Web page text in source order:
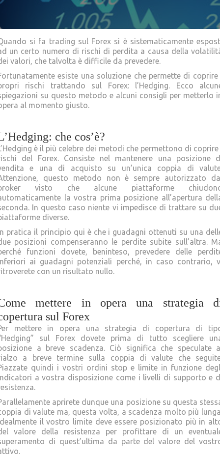
si fa trading sul Forex si è sistematicamente
un certo numero di rischi di perdita a causa della
valori, che talvolta è difficile da prevedere.
esiste una soluzione che permette di coprire
rischi trattando sul Forex: l’Hedging. Ecco
su questo metodo e alcuni consigli per metterlo
al momento giusto.
che cos’è?
è il più celebre dei metodi che permettono di coprire
del Forex. Consiste nel mantenere una posizione
e una di acquisto su un’unica coppia di
questo metodo non è sempre autorizzato
visto che alcune piattaforme
la vostra prima posizione all’apertura
In questo caso niente vi impedisce di trattare su
diverse.
pratica il principio qui è che i guadagni ottenuti su una
posizioni compenseranno le perdite subite sull’altra.
funzioni dovete, beninteso, prevedere delle
ai guadagni potenziali perché, in caso contrario,
con un risultato nullo.
mettere in opera una strategia
sul Forex
mettere in opera una strategia di copertura di
sul Forex dovete prima di tutto scegliere
a breve scadenza. Ciò significa che speculate
a breve termine sulla coppia di valute che
quindi i vostri ordini stop e limite in funzione
a vostra disposizione come i livelli di supporto e
aprirete dunque una posizione su questa
di valute ma, questa volta, a scadenza molto più
il vostro limite deve essere posizionato più in
valore della resistenza per profittare di un
di quest’ultima da parte del valore del